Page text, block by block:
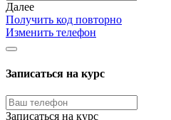
Далее
Получить код повторно
Изменить телефон
Записаться на курс
Записаться на курс